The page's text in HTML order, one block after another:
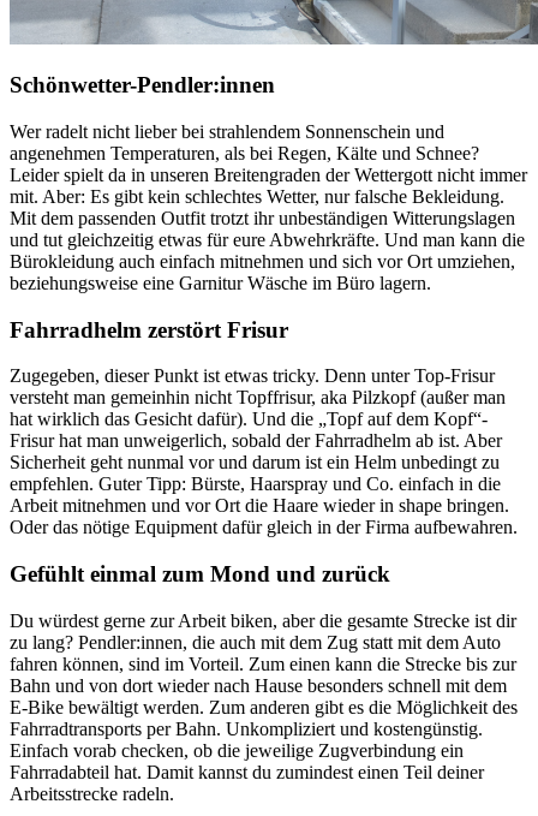
Schönwetter-Pendler:innen
Wer radelt nicht lieber bei strahlendem Sonnenschein und
angenehmen Temperaturen, als bei Regen, Kälte und Schnee?
Leider spielt da in unseren Breitengraden der Wettergott nicht immer
mit. Aber: Es gibt kein schlechtes Wetter, nur falsche Bekleidung.
Mit dem passenden Outfit trotzt ihr unbeständigen Witterungslagen
und tut gleichzeitig etwas für eure Abwehrkräfte. Und man kann die
Bürokleidung auch einfach mitnehmen und sich vor Ort umziehen,
beziehungsweise eine Garnitur Wäsche im Büro lagern.
Fahrradhelm zerstört Frisur
Zugegeben, dieser Punkt ist etwas tricky. Denn unter Top-Frisur
versteht man gemeinhin nicht Topffrisur, aka Pilzkopf (außer man
hat wirklich das Gesicht dafür). Und die „Topf auf dem Kopf“-
Frisur hat man unweigerlich, sobald der Fahrradhelm ab ist. Aber
Sicherheit geht nunmal vor und darum ist ein Helm unbedingt zu
empfehlen. Guter Tipp: Bürste, Haarspray und Co. einfach in die
Arbeit mitnehmen und vor Ort die Haare wieder in shape bringen.
Oder das nötige Equipment dafür gleich in der Firma aufbewahren.
Gefühlt einmal zum Mond und zurück
Du würdest gerne zur Arbeit biken, aber die gesamte Strecke ist dir
zu lang? Pendler:innen, die auch mit dem Zug statt mit dem Auto
fahren können, sind im Vorteil. Zum einen kann die Strecke bis zur
Bahn und von dort wieder nach Hause besonders schnell mit dem
E-Bike bewältigt werden. Zum anderen gibt es die Möglichkeit des
Fahrradtransports per Bahn. Unkompliziert und kostengünstig.
Einfach vorab checken, ob die jeweilige Zugverbindung ein
Fahrradabteil hat. Damit kannst du zumindest einen Teil deiner
Arbeitsstrecke radeln.